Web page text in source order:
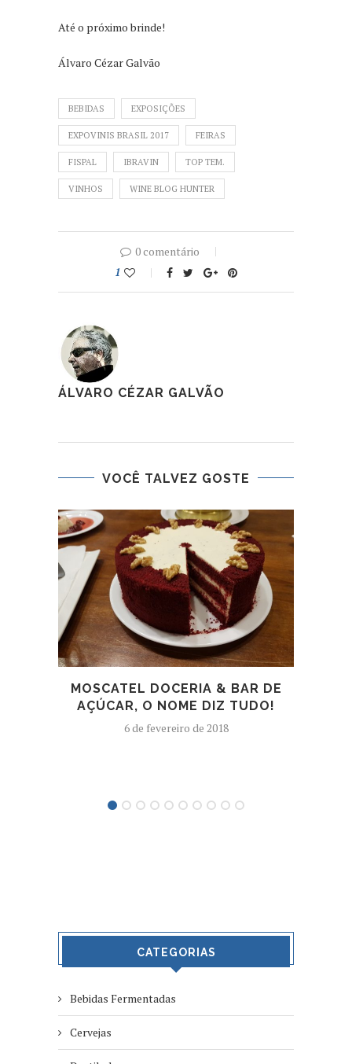
Até o próximo brinde!
Álvaro Cézar Galvão
BEBIDAS EXPOSIÇÕES
EXPOVINIS BRASIL 2017 FEIRAS
FISPAL IBRAVIN TOP TEM.
VINHOS WINE BLOG HUNTER
0 comentário
1
ÁLVARO CÉZAR GALVÃO
VOCÊ TALVEZ GOSTE
MOSCATEL DOCERIA & BAR DE
AÇÚCAR, O NOME DIZ TUDO!
6 de fevereiro de 2018
CATEGORIAS
Bebidas Fermentadas
Cervejas